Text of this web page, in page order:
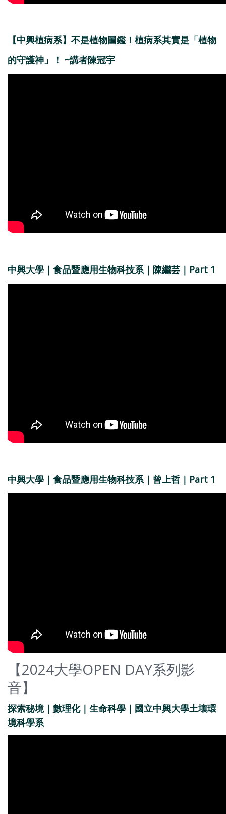
【中興植病系】不是植物圖鑑！植病系其實是「植物
的守護神」！ ~講者陳冠宇
中興大學｜食品暨應用生物科技系｜陳繼芸｜Part 1
中興大學｜食品暨應用生物科技系｜曾上哲｜Part 1
【2024大學OPEN DAY系列影
音】
探索秘境｜數理化｜生命科學｜國立中興大學土壤環
境科學系